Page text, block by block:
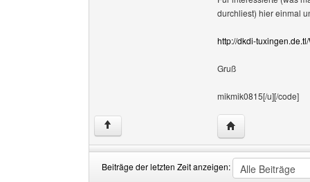
durchliest) hier einmal
http://dkdi-
Gruß
mikmik0815[/u][/code]
↑ Website dieses
Beiträge der letzten Zeit anzeigen: